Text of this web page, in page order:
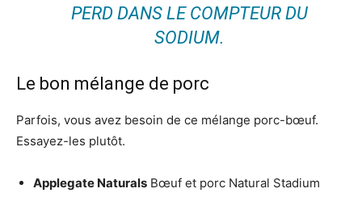
PERD DANS LE COMPTEUR DU
SODIUM.
Le bon mélange de porc
Parfois, vous avez besoin de ce mélange porc-bœuf.
Essayez-les plutôt.
Applegate Naturals Bœuf et porc Natural Stadium